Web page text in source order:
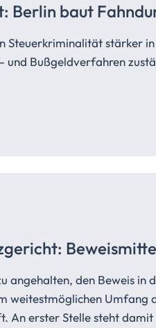
Berlin baut
stärker
Bußgeldverfahren
den Beweis in
weitestmöglichen
erster Stelle steht